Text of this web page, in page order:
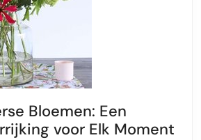
Bloemen: Een
voor Elk Moment